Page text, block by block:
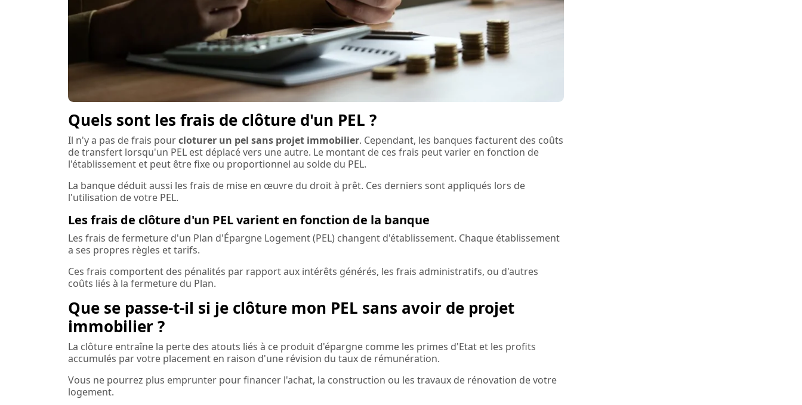
Quels sont les frais de clôture d'un PEL ?
Il n'y a pas de frais pourcloturer un pel sans projet immobilier. Cependant, les banques facturent des coûts
de transfert lorsqu'un PEL est déplacé vers une autre. Le montant de ces frais peut varier en fonction de
l'établissement et peut être fixe ou proportionnel au solde du PEL.
La banque déduit aussi les frais de mise en œuvre du droit à prêt. Ces derniers sont appliqués lors de
l'utilisation de votre PEL.
Les frais de clôture d'un PEL varient en fonction de la banque
Les frais de fermeture d'un Plan d'Épargne Logement (PEL) changent d'établissement. Chaque établissement
a ses propres règles et tarifs.
Ces frais comportent des pénalités par rapport aux intérêts générés, les frais administratifs, ou d'autres
coûts liés à la fermeture du Plan.
Que se passe-t-il si je clôture mon PEL sans avoir de projet
immobilier ?
La clôture entraîne la perte des atouts liés à ce produit d'épargne comme les primes d'Etat et les profits
accumulés par votre placement en raison d'une révision du taux de rémunération.
Vous ne pourrez plus emprunter pour financer l'achat, la construction ou les travaux de rénovation de votre
logement.